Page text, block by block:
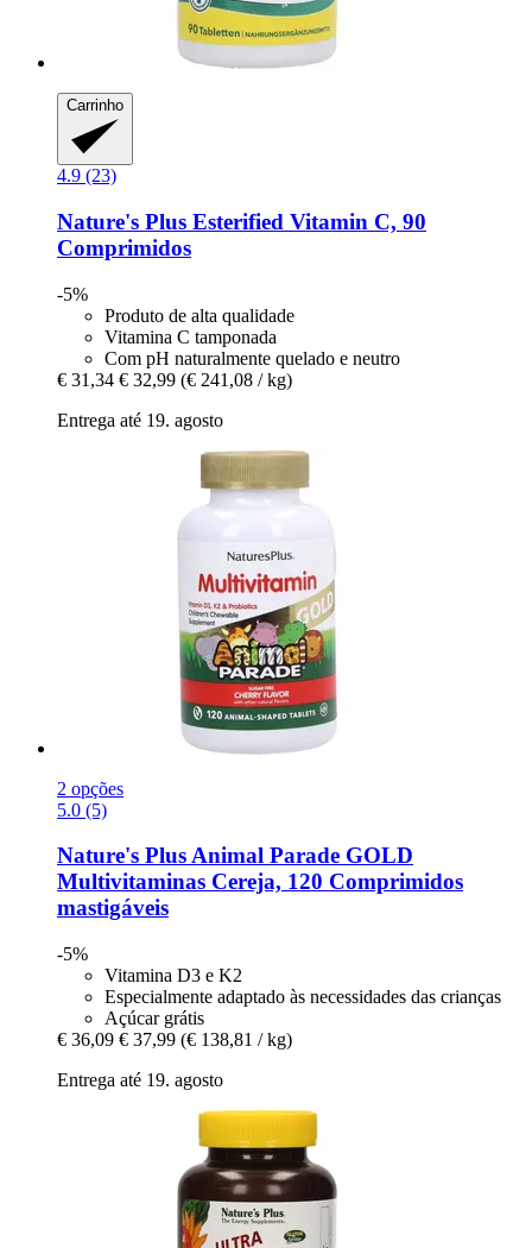
Carrinho
4.9 (23)
Nature's Plus Esterified Vitamin C, 90
Comprimidos
-5%
Produto de alta qualidade
Vitamina C tamponada
Com pH naturalmente quelado e neutro
€ 31,34 € 32,99 (€ 241,08 / kg)
Entrega até 19. agosto
2 opções
5.0 (5)
Nature's PlusAnimal Parade GOLD
Multivitaminas Cereja, 120 Comprimidos
mastigáveis
-5%
Vitamina D3 e K2
Especialmente adaptado às necessidades das crianças
Açúcar grátis
€ 36,09 € 37,99 (€ 138,81 / kg)
Entrega até 19. agosto